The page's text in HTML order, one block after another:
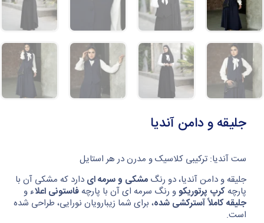
جلیقه و دامن آندیا
ست آندیا: ترکیبی کلاسیک و مدرن در هر استایل
جلیقه و دامن آندیا، دو رنگ مشکی و سرمه ای دارد که مشکی آن با
پارچه کرپ پرتوریکوو رنگ سرمه ای آن با پارچه فاستونی اعلاء و
جلیقه کاملاً آسترکشی شده، برای شما زیبارویان نورایی، طراحی شده
است.